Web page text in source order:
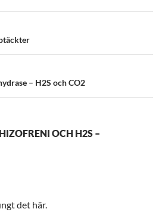
– H2S och CO2
OCH H2S –
det här.